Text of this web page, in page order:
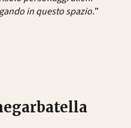
in questo spazio.”